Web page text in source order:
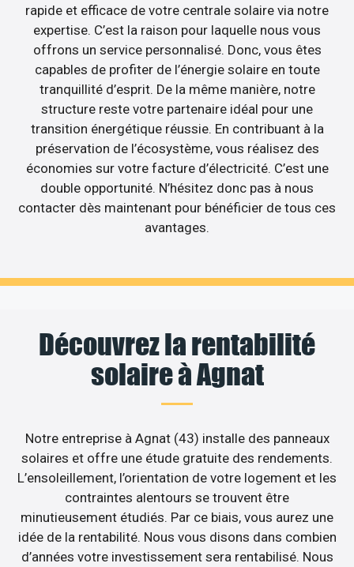
rapide et efficace de votre centrale solaire via notre
expertise. C’est la raison pour laquelle nous vous
offrons un service personnalisé. Donc, vous êtes
capables de profiter de l’énergie solaire en toute
tranquillité d’esprit. De la même manière, notre
structure reste votre partenaire idéal pour une
transition énergétique réussie. En contribuant à la
préservation de l’écosystème, vous réalisez des
économies sur votre facture d’électricité. C’est une
double opportunité. N’hésitez donc pas à nous
contacter dès maintenant pour bénéficier de tous ces
avantages.
Découvrez la rentabilité
solaire à Agnat
Notre entreprise à Agnat (43) installe des panneaux
solaires et offre une étude gratuite des rendements.
L’ensoleillement, l’orientation de votre logement et les
contraintes alentours se trouvent être
minutieusement étudiés. Par ce biais, vous aurez une
idée de la rentabilité. Nous vous disons dans combien
d’années votre investissement sera rentabilisé. Nous